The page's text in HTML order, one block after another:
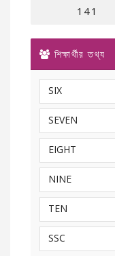
141
শিক্ষার্থীর তথ্য
SIX
SEVEN
EIGHT
NINE
TEN
SSC